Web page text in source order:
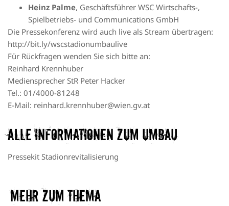
Heinz Palme, Geschäftsführer WSC Wirtschafts-,
Spielbetriebs- und Communications GmbH
Die Pressekonferenz wird auch live als Stream übertragen:
http://bit.ly/wscstadionumbaulive
Für Rückfragen wenden Sie sich bitte an:
Reinhard Krennhuber
Mediensprecher StR Peter Hacker
Tel.: 01/4000-81248
E-Mail: reinhard.krennhuber@wien.gv.at
Alle Informationen zum Umbau
Pressekit Stadionrevitalisierung
Mehr zum Thema​